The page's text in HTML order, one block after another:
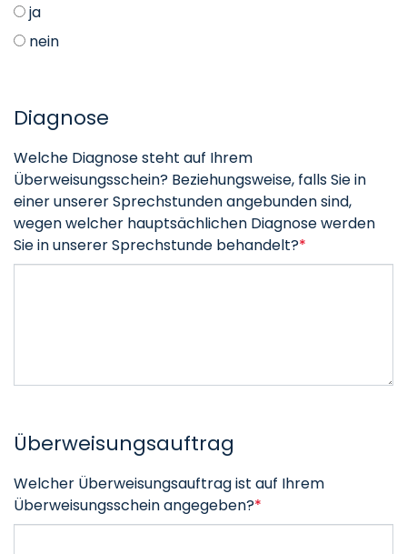
ja
nein
Diagnose
Welche Diagnose steht auf Ihrem
Überweisungsschein? Beziehungsweise, falls Sie in
einer unserer Sprechstunden angebunden sind,
wegen welcher hauptsächlichen Diagnose werden
Sie in unserer Sprechstunde behandelt?*
Überweisungsauftrag
Welcher Überweisungsauftrag ist auf Ihrem
Überweisungsschein angegeben?*